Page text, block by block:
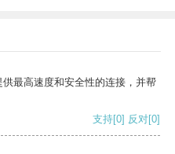
最高速度和安全性的连接，并帮
支持[0] 反对[0]